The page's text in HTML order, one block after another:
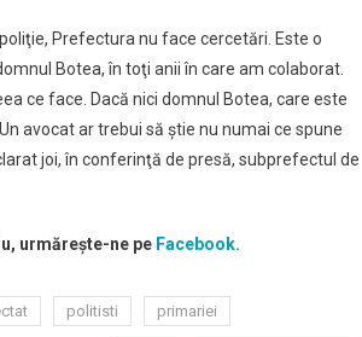
Prefectura nu face cercetări. Este o
Botea, în toţi anii în care am colaborat.
ce face. Dacă nici domnul Botea, care este
avocat ar trebui să ştie nu numai ce spune
joi, în conferinţă de presă, subprefectul de
urmărește-ne pe Facebook.
politisti primariei